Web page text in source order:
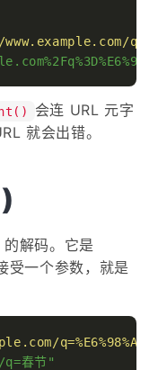
q=
会连 URL 元字
就会出错。
解码。它是
受一个参数，就是
春节"